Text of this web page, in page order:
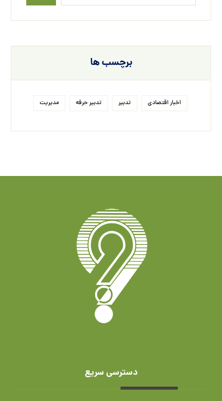
برچسب ها
اخبار اقتصادی تدبیر تدبیر حرفه مدیریت
دسترسی سریع